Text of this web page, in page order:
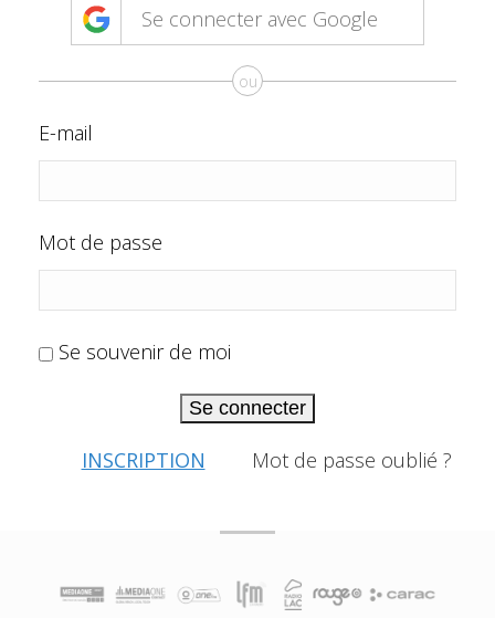
Se connecter avec Google
ou
E-mail
Mot de passe
Se souvenir de moi
Se connecter
INSCRIPTION Mot de passe oublié ?